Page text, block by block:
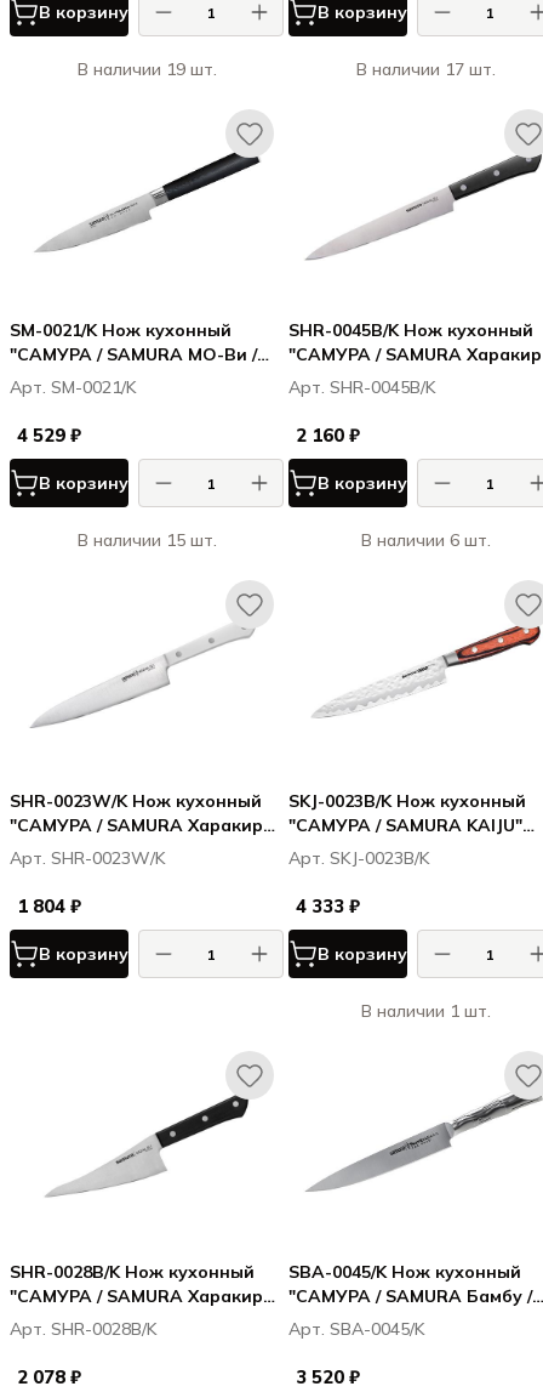
В корзину
В наличии 19 шт.
В корзину
В наличии 17 шт.
SM-0021/K Нож кухонный
"САМУРА / SAMURA МО-Ви /
MO-V" универсальный 125 мм,
G-10
Арт. SM-0021/K
4 529 ₽
В корзину
В наличии 15 шт.
SHR-0045B/K Нож кухонный
"САМУРА / SAMURA
Harakiri" для нарезки 196
корроз.-стойкая сталь, ABS
пластик
Арт. SHR-0045B/K
2 160 ₽
В корзину
В наличии 6 шт.
SHR-0023W/K Нож кухонный
"САМУРА / SAMURA Харакири /
Harakiri" универсальный 150
мм, корроз.-стойкая сталь,
ABS пластик
Арт. SHR-0023W/K
1 804 ₽
В корзину
SKJ-0023B/K Нож кухонный
"САМУРА / SAMURA KAIJU"
универсальный 150 мм,
дерево, с больстером
Арт. SKJ-0023B/K
4 333 ₽
В корзину
В наличии 1 шт.
SHR-0028B/K Нож кухонный
"САМУРА / SAMURA Харакири /
Harakiri" совр. универсальный
146мм, кор.-стойк. сталь, ABS
пластик
Арт. SHR-0028B/K
2 078 ₽
SBA-0045/K Нож кухонный
"САМУРА / SAMURA Бамбу /
Bamboo" для нарезки 200мм,
AUS-8
Арт. SBA-0045/K
3 520 ₽